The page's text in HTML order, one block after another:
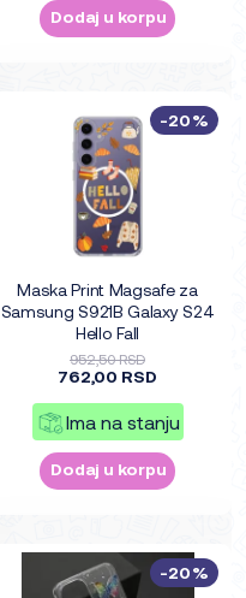
Dodaj u korpu
Maska Print Magsafe za
Samsung S921B Galaxy S24
Hello Fall
952,50 RSD
762,00 RSD
Ima na stanju
Dodaj u korpu
-20%
-20%